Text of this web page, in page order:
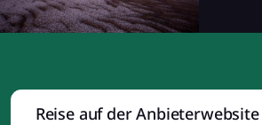
Reise auf der